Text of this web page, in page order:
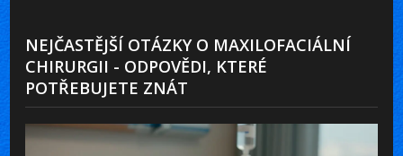
NEJČASTĚJŠÍ OTÁZKY O MAXILOFACIÁLNÍ
CHIRURGII - ODPOVĚDI, KTERÉ
POTŘEBUJETE ZNÁT